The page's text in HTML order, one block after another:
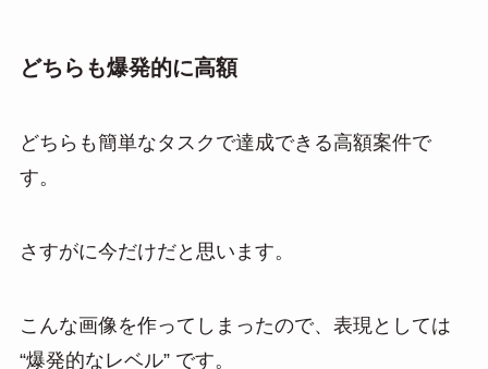
どちらも爆発的に高額
どちらも簡単なタスクで達成できる高額案件で
す。
さすがに今だけだと思います。
こんな画像を作ってしまったので、表現としては
“爆発的なレベル” です。